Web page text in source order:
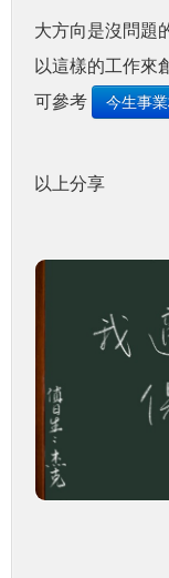
大方向是沒問題
以這樣的工作來
可參考
今生事
以上分享